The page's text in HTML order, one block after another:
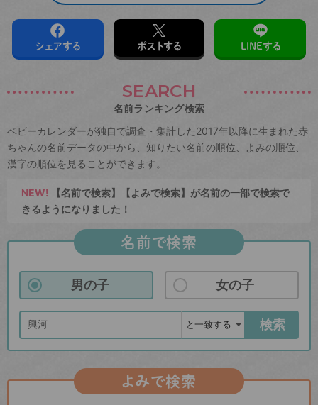
シェアする ポストする LINEする
SEARCH
名前ランキング検索
ベビーカレンダーが独自で調査・集計した2017年以降に生まれた赤
ちゃんの名前データの中から、知りたい名前の順位、よみの順位、
漢字の順位を見ることができます。
NEW! 【名前で検索】【よみで検索】が名前の一部で検索で
きるようになりました！
名前で検索
男の子 女の子
検索
よみで検索